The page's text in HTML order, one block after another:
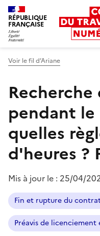
RÉPUBLIQUE
FRANÇAISE
Voir le fil d’Ariane
pendant le
quelles
d'heures ?
Mis à jour le : 25/04/
Fin et rupture du
Préavis de licenciement